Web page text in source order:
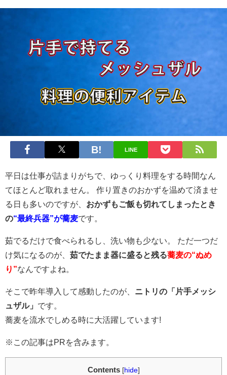
LINE
平日は仕事が詰まりがちで、ゆっくり料理をする時間なん
てほとんど取れません。 作り置きのおかずを温めて済ませ
る日も多いのですが、 おかずもご飯も切れてしまったとき
の“最終兵器”が蕎麦です。
茹でるだけで食べられるし、洗い物も少ない。 ただ一つだ
け気になるのが、 茹でたまま器に盛ると残る蕎麦の“ぬめ
り”なんですよね。
そこで昨年導入して感動したのが、 ニトリの「片手メッシ
ュザル」 です。
蕎麦を流水でしめる時に大活躍しています!
※この記事はPRを含みます。
Contents [hide]